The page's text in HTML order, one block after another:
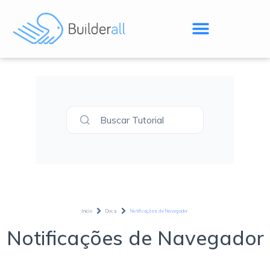
Buscar Tutorial
Inicio Docs Notificações de Navegador
Notificações de Navegador